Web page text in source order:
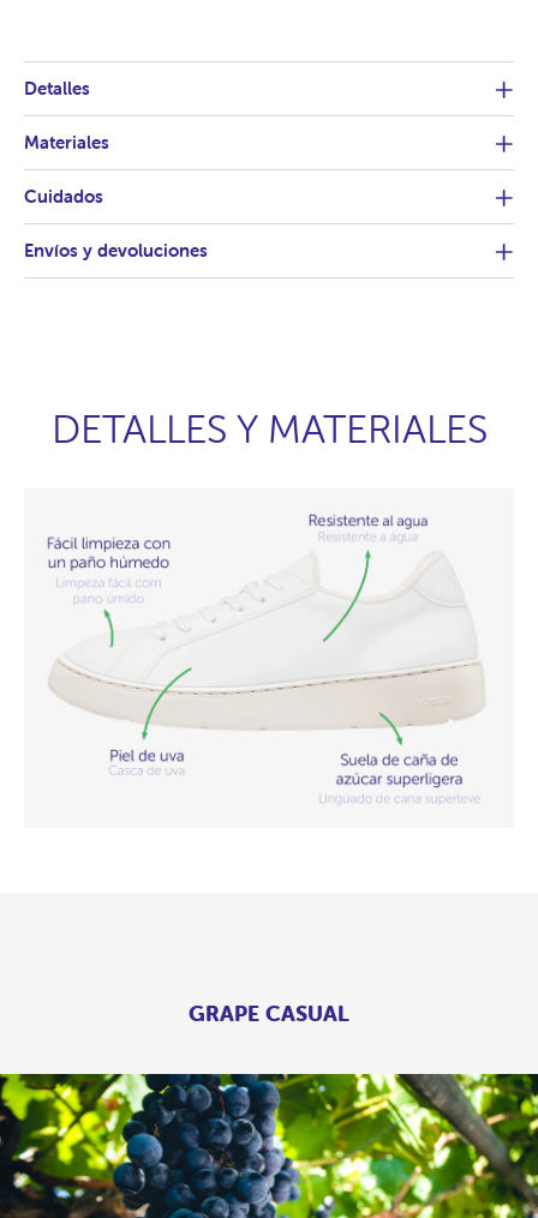
Detalles
Materiales
Cuidados
Envíos y devoluciones
DETALLES Y MATERIALES
GRAPE CASUAL